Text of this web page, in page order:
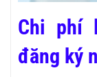
Chi phí
đăng ký